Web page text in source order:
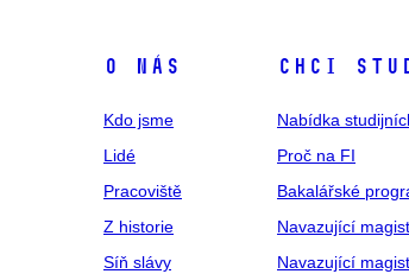
O NÁS
Kdo jsme
Lidé
Pracoviště
Z historie
Síň slávy
CHCI
Nabídka
Proč na FI
Bakalářské
Navazující
Navazující